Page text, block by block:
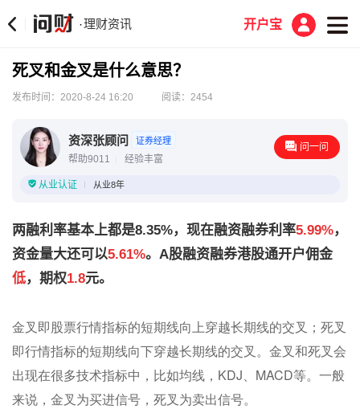
·理财资讯 开户宝
死叉和金叉是什么意思？
发布时间：2020-8-24 16:20 阅读：2454
资深张顾问 证券经理
帮助9011 经验丰富
问一问
从业认证 从业8年
两融利率基本上都是8.35%，现在融资融券利率5.99%，
资金量大还可以5.61%。A股融资融券港股通开户佣金
低，期权1.8元。
金叉即股票行情指标的短期线向上穿越长期线的交叉；死叉
即行情指标的短期线向下穿越长期线的交叉。金叉和死叉会
出现在很多技术指标中，比如均线，KDJ、MACD等。一般
来说，金叉为买进信号，死叉为卖出信号。